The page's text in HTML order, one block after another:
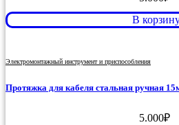
В
Электромонтажный инструмент и приспособления
Протяжка для кабеля стальная ручная
5.000₽